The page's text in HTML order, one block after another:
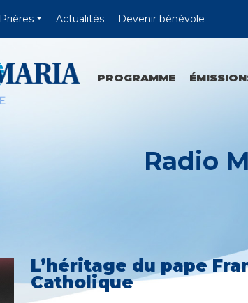
Prières Actualités Devenir bénévole
PROGRAMME
Radio
L’héritage du pape
Catholique